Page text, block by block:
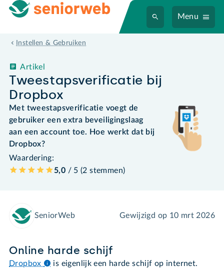
Menu
Instellen & Gebruiken
Tweestapsverificatie bij
Dropbox
Artikel
Met tweestapsverificatie voegt de
gebruiker een extra beveiligingslaag
aan een account toe. Hoe werkt dat bij
Dropbox?
Waardering:
5,0 / 5 (2 stemmen)
SeniorWeb Gewijzigd op 10 mrt 2026
Online harde schijf
Dropbox
is eigenlijk een harde schijf op internet.